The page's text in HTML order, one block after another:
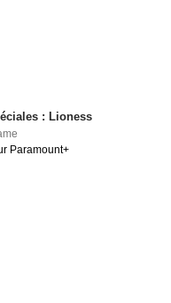
: Lioness
Paramount+